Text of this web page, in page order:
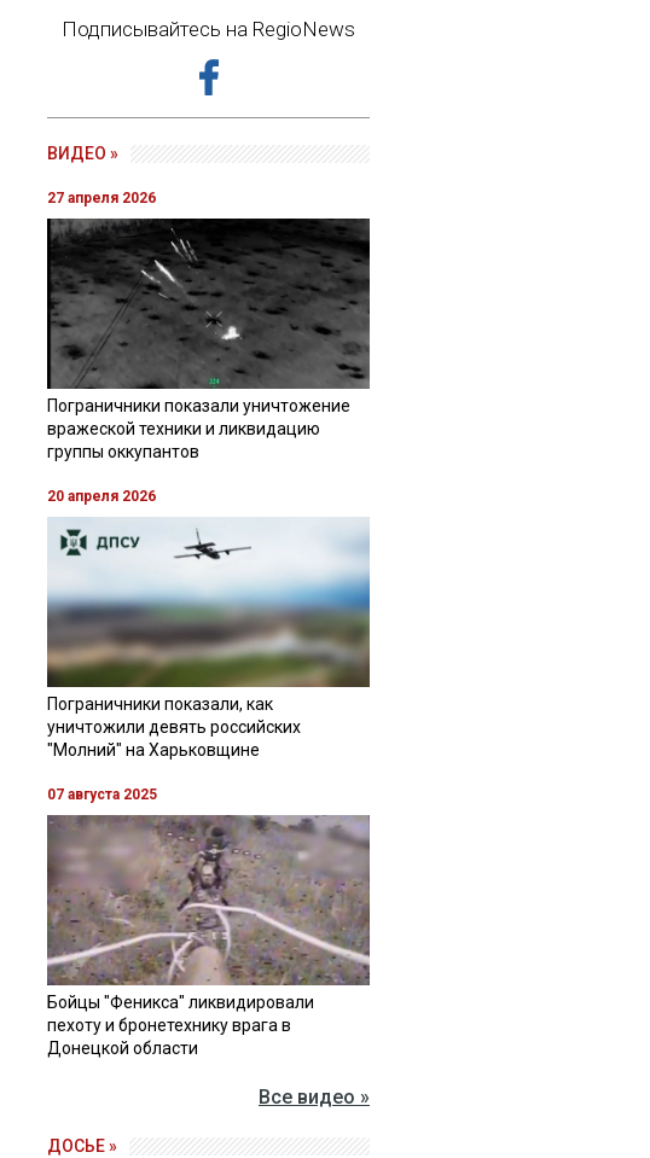
Подписывайтесь на RegioNews
ВИДЕО »
27 апреля 2026
Пограничники показали уничтожение
вражеской техники и ликвидацию
группы оккупантов
20 апреля 2026
Пограничники показали, как
уничтожили девять российских
"Молний" на Харьковщине
07 августа 2025
Бойцы "Феникса" ликвидировали
пехоту и бронетехнику врага в
Донецкой области
Все видео »
ДОСЬЕ »